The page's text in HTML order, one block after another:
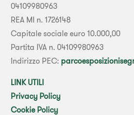
04109980963
REA MI n. 1726148
Capitale sociale euro 10.000,00
Partita IVA n. 04109980963
Indirizzo PEC:
LINK UTILI
Privacy Policy
Cookie Policy